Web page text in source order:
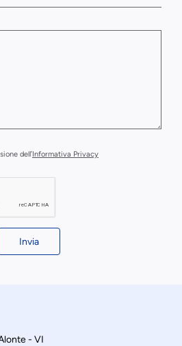
dell’Informativa Privacy
Invia
- VI